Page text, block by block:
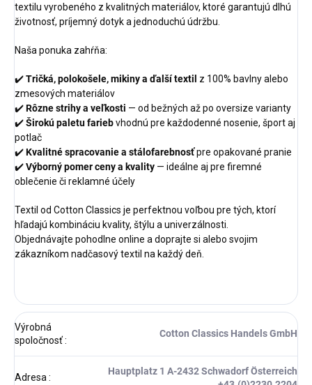
textilu vyrobeného z kvalitných materiálov, ktoré garantujú dlhú
životnosť, príjemný dotyk a jednoduchú údržbu.
Naša ponuka zahŕňa:
✔️Tričká, polokošele, mikiny a ďalší textil z 100% bavlny alebo
zmesových materiálov
✔️Rôzne strihy a veľkosti — od bežných až po oversize varianty
✔️Širokú paletu fariebvhodnú pre každodenné nosenie, šport aj
potlač
✔️Kvalitné spracovanie a stálofarebnosťpre opakované pranie
✔️Výborný pomer ceny a kvality — ideálne aj pre firemné
oblečenie či reklamné účely
Textil od Cotton Classics je perfektnou voľbou pre tých, ktorí
hľadajú kombináciu kvality, štýlu a univerzálnosti.
Objednávajte pohodlne online a doprajte si alebo svojim
zákazníkom nadčasový textil na každý deň.
Výrobná
spoločnosť:
Cotton Classics Handels GmbH
Adresa:
Hauptplatz 1 A-2432 Schwadorf Österreich